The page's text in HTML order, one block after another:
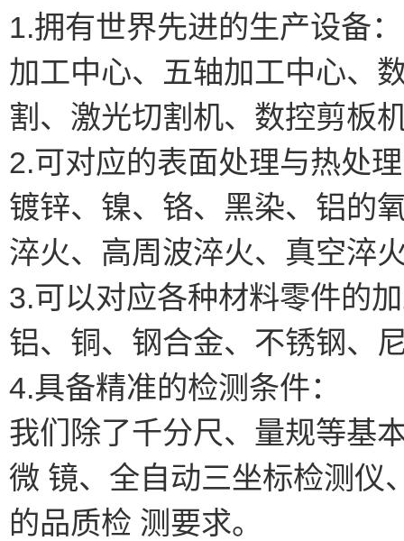
1.拥有世界先进的生产设备：
加工中心、五轴加工中心、
割、激光切割机、数控剪板
2.可对应的表面处理与热处
镀锌、镍、铬、黑染、铝的
淬火、高周波淬火、真空淬
3.可以对应各种材料零件的
铝、铜、钢合金、不锈钢、
4.具备精准的检测条件：
我们除了千分尺、量规等基
微 镜、全自动三坐标检测仪
的品质检 测要求。